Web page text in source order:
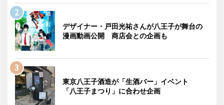
デザイナー・戸田光祐さんが八王子が舞台の
漫画動画公開 商店会との企画も
東京八王子酒造が「生酒バー」イベント
「八王子まつり」に合わせ企画